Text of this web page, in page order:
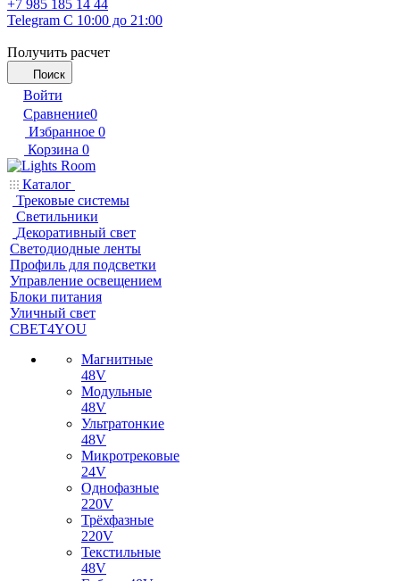
+7 985 185 14 44
Telegram С 10:00 до 21:00
Получить расчет
Поиск
Войти
Сравнение0
Избранное 0
Корзина 0
Каталог
Трековые системы
Светильники
Декоративный свет
Светодиодные ленты
Профиль для подсветки
Управление освещением
Блоки питания
Уличный свет
СВЕТ4YOU
Магнитные
48V
Модульные
48V
Ультратонкие
48V
Микротрековые
24V
Однофазные
220V
Трёхфазные
220V
Текстильные
48V